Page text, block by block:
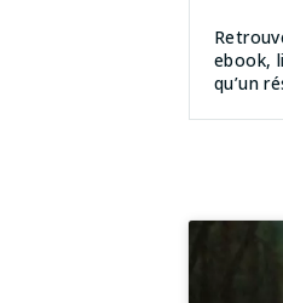
ebook,
qu’un